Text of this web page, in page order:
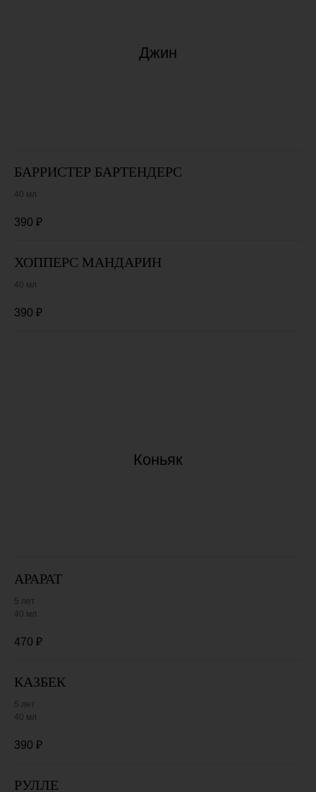
Джин
БАРРИСТЕР БАРТЕНДЕРС
40 мл
390 ₽
ХОППЕРС МАНДАРИН
40 мл
390 ₽
Коньяк
АРАРАТ
5 лет
40 мл
470 ₽
КАЗБЕК
5 лет
40 мл
390 ₽
РУЛЛЕ